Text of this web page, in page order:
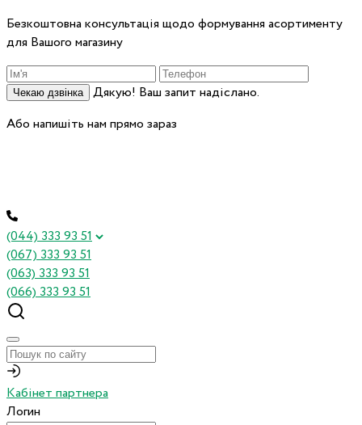
Безкоштовна консультація щодо формування асортименту
для Вашого магазину
Чекаю дзвінка
Дякую! Ваш запит надіслано.
Або напишіть нам прямо зараз
(044) 333 93 51
(067) 333 93 51
(063) 333 93 51
(066) 333 93 51
Кабінет партнера
Логин